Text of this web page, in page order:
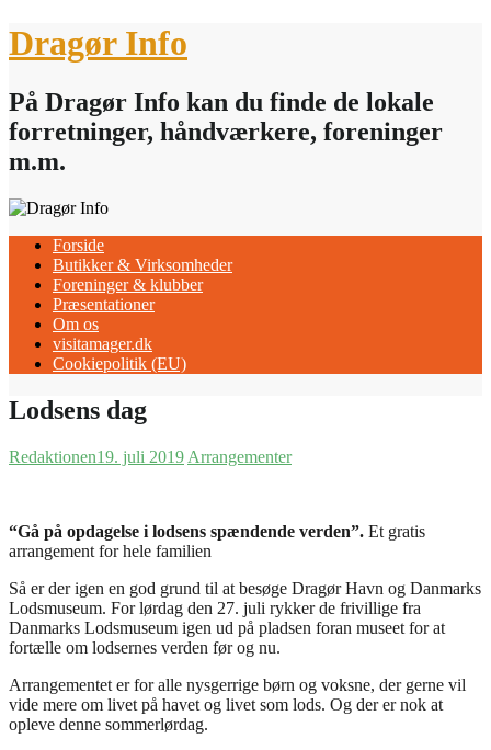
Skip
to
Dragør Info
På Dragør Info kan du finde de lokale
forretninger, håndværkere, foreninger
m.m.
Forside
Butikker & Virksomheder
Foreninger & klubber
Præsentationer
Om os
visitamager.dk
Cookiepolitik (EU)
Lodsens dag
Redaktionen19. juli 2019 Arrangementer
“Gå på opdagelse i lodsens spændende verden”. Et gratis
arrangement for hele familien
Så er der igen en god grund til at besøge Dragør Havn og Danmarks
Lodsmuseum. For lørdag den 27. juli rykker de frivillige fra
Danmarks Lodsmuseum igen ud på pladsen foran museet for at
fortælle om lodsernes verden før og nu.
Arrangementet er for alle nysgerrige børn og voksne, der gerne vil
vide mere om livet på havet og livet som lods. Og der er nok at
opleve denne sommerlørdag.